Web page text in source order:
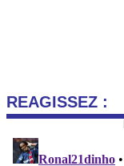
REAGISSEZ :